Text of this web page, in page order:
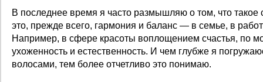
В последнее время я часто размышляю о том, что такое
это, прежде всего, гармония и баланс — в семье, в
Например, в сфере красоты воплощением счастья, по
ухоженность и естественность. И чем глубже я
волосами, тем более отчетливо это понимаю.